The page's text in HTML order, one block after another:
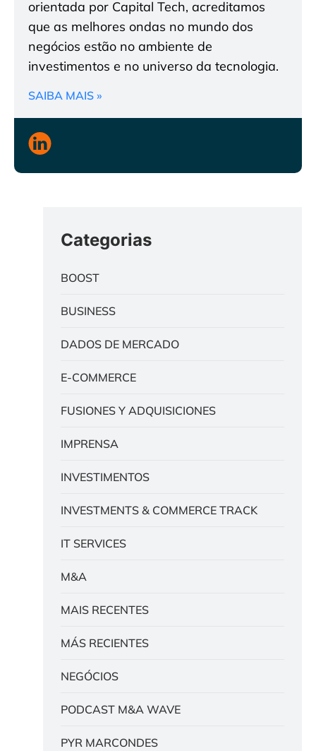
orientada por Capital Tech, acreditamos
que as melhores ondas no mundo dos
negócios estão no ambiente de
investimentos e no universo da tecnologia.
SAIBA MAIS »
Categorias
BOOST
BUSINESS
DADOS DE MERCADO
E-COMMERCE
FUSIONES Y ADQUISICIONES
IMPRENSA
INVESTIMENTOS
INVESTMENTS & COMMERCE TRACK
IT SERVICES
M&A
MAIS RECENTES
MÁS RECIENTES
NEGÓCIOS
PODCAST M&A WAVE
PYR MARCONDES